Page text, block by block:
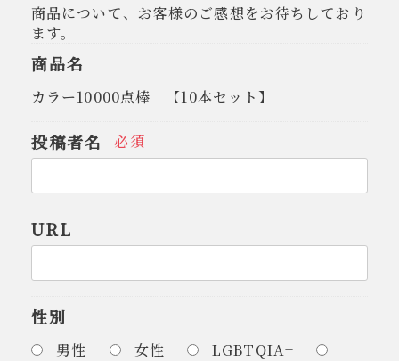
商品について、お客様のご感想をお待ちしており
ます。
商品名
カラー10000点棒 【10本セット】
投稿者名 必須
URL
性別
男性 女性 LGBTQIA+